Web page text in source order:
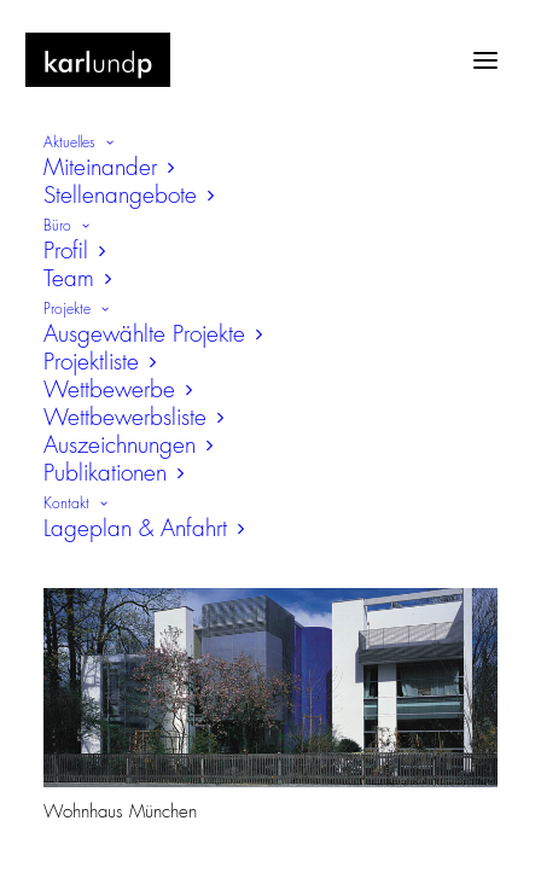
Aktuelles
Miteinander
Stellenangebote
Büro
Profil
Team
Projekte
Ausgewählte Projekte
Projektliste
Wettbewerbe
Wettbewerbsliste
Auszeichnungen
Publikationen
Kontakt
Lageplan & Anfahrt
Wohnhaus in München
Neubau
Wohnhaus München